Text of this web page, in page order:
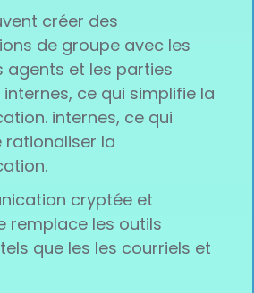
créer des
de groupe avec les
agents et les parties
ce qui simplifie la
internes, ce qui
rationaliser la
cryptée et
remplace les outils
que les les courriels et